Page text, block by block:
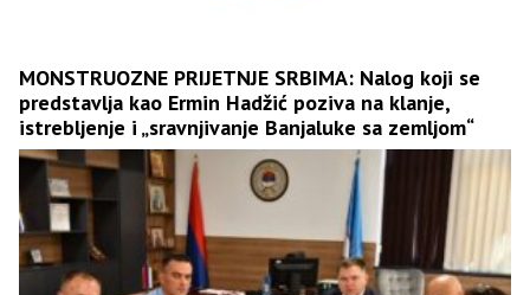
MONSTRUOZNE PRIJETNJE SRBIMA: Nalog koji se
predstavlja kao Ermin Hadžić poziva na klanje,
istrebljenje i „sravnjivanje Banjaluke sa zemljom“